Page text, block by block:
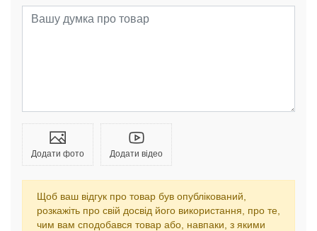
Додати фото Додати відео
Щоб ваш відгук про товар був опублікований,
розкажіть про свій досвід його використання, про те,
чим вам сподобався товар або, навпаки, з якими